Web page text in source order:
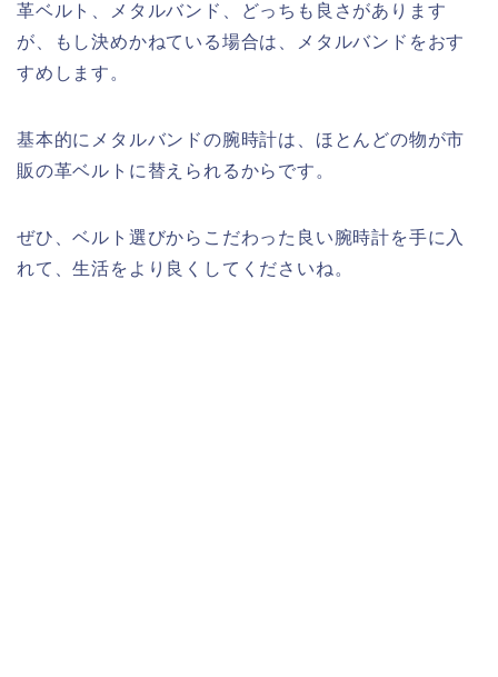
革ベルト、メタルバンド、どっちも良さがあります
が、もし決めかねている場合は、メタルバンドをおす
すめします。
基本的にメタルバンドの腕時計は、ほとんどの物が市
販の革ベルトに替えられるからです。
ぜひ、ベルト選びからこだわった良い腕時計を手に入
れて、生活をより良くしてくださいね。